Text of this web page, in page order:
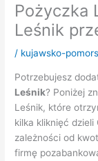
Pożyczka
Leśnik
/ kujawsko-
Potrzebujesz
Leśnik? Poniżej
Leśnik, które
kilka kliknięć
zależności od
firmę